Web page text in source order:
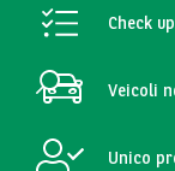
Check
Veicoli
Unico